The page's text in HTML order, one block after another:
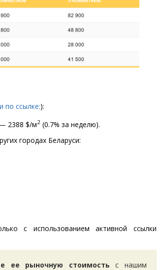
по ссылке:):
2388 $/м2 (0.7% за неделю).
городах Беларуси:
с использованием активной ссылки
ее рыночную стоимостьс нашим